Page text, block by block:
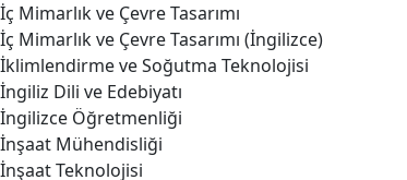
İç Mimarlık ve Çevre Tasarımı
İç Mimarlık ve Çevre Tasarımı (İngilizce)
İklimlendirme ve Soğutma Teknolojisi
İngiliz Dili ve Edebiyatı
İngilizce Öğretmenliği
İnşaat Mühendisliği
İnşaat Teknolojisi